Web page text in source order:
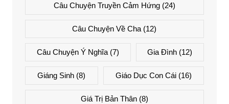
Câu Chuyện Truyền Cảm Hứng(24)
Câu Chuyện Về Cha (12)
Câu Chuyện Ý Nghĩa(7) Gia Đình (12)
Giáng Sinh (8) Giáo Dục Con Cái(16)
Giá Trị Bản Thân(8)